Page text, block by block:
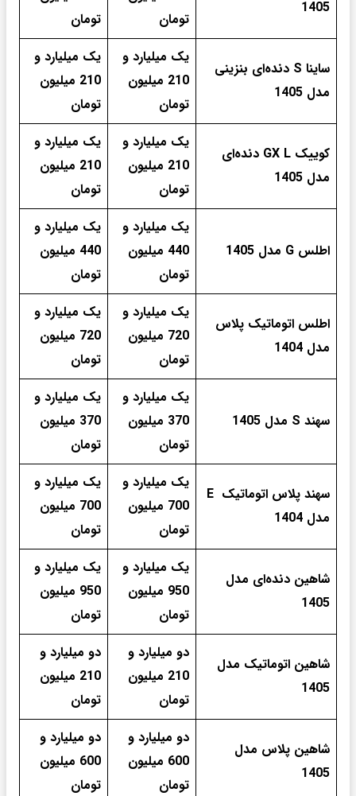
1405
تومان
تومان
ساینا S دنده‌ای بنزینی
مدل 1405
یک میلیارد و
210 میلیون
تومان
یک میلیارد و
210 میلیون
تومان
کوییک GX L دنده‌ای
مدل 1405
یک میلیارد و
210 میلیون
تومان
یک میلیارد و
210 میلیون
تومان
اطلس G مدل 1405
یک میلیارد و
440 میلیون
تومان
یک میلیارد و
440 میلیون
تومان
اطلس اتوماتیک پلاس
مدل 1404
یک میلیارد و
720 میلیون
تومان
یک میلیارد و
720 میلیون
تومان
سهند S مدل 1405
یک میلیارد و
370 میلیون
تومان
یک میلیارد و
370 میلیون
تومان
سهند پلاس اتوماتیک E
مدل 1404
یک میلیارد و
700 میلیون
تومان
یک میلیارد و
700 میلیون
تومان
شاهین دنده‌ای مدل
1405
یک میلیارد و
950 میلیون
تومان
یک میلیارد و
950 میلیون
تومان
شاهین اتوماتیک مدل
1405
دو میلیارد و
210 میلیون
تومان
دو میلیارد و
210 میلیون
تومان
شاهین پلاس مدل
1405
دو میلیارد و
600 میلیون
تومان
دو میلیارد و
600 میلیون
تومان